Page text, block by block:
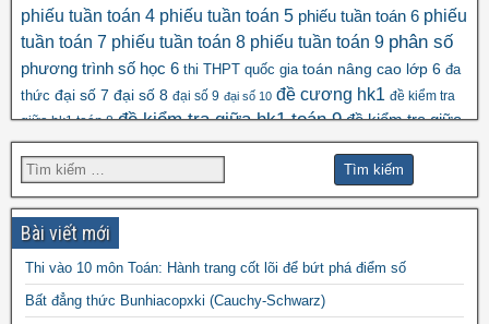
phiếu tuần toán 4 phiếu tuần toán 5 phiếu tuần toán 6 phiếu
tuần toán 7 phiếu tuần toán 8 phiếu tuần toán 9 phân số
phương trình số học 6 thi THPT quốc gia toán nâng cao lớp 6 đa
thức đại số 7 đại số 8 đại số 9 đại số 10 đề cương hk1 đề kiểm tra
giữa hk1 toán 8 đề kiểm tra giữa hk1 toán 9 đề kiểm tra giữa
hk2 toán 9 đề kscl đề thi hk1 toán 6
đề thi hk1 toán 8 đề thi hk1 toán 9 đề thi hk2 toán
9 đề thi hsg toán 6
đề thi
hsg toán 8đề thi hsg toán 9 đề thi olympic
toán đề thi thử vào 10 đề thi toán chuyên
Bài viết mới
Thi vào 10 môn Toán: Hành trang cốt lõi để bứt phá điểm số
Bất đẳng thức Bunhiacopxki (Cauchy-Schwarz)